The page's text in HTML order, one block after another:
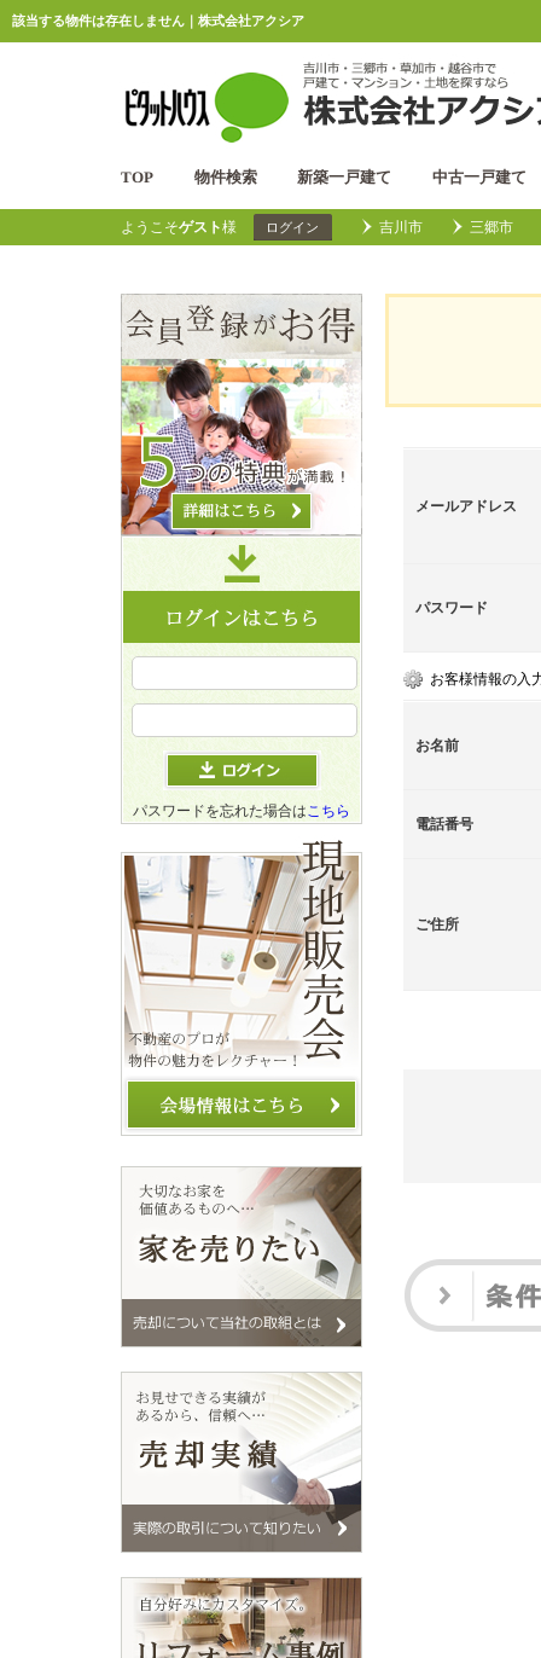
該当する物件は存在しません｜株式会社アクシア
TOP 物件検索 新築一戸建て 中古一戸建て
ようこそゲスト様 ログイン 吉川市 三郷市
メールアドレス
パスワード
お客様情報の入
お名前
電話番号
ご住所
パスワードを忘れた場合はこちら